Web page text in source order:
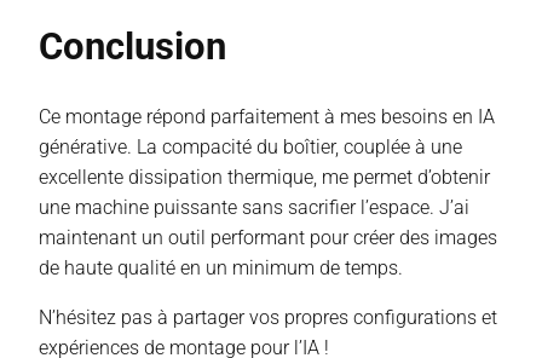
Conclusion
Ce montage répond parfaitement à mes besoins en IA
générative. La compacité du boîtier, couplée à une
excellente dissipation thermique, me permet d’obtenir
une machine puissante sans sacrifier l’espace. J’ai
maintenant un outil performant pour créer des images
de haute qualité en un minimum de temps.
N’hésitez pas à partager vos propres configurations et
expériences de montage pour l’IA !